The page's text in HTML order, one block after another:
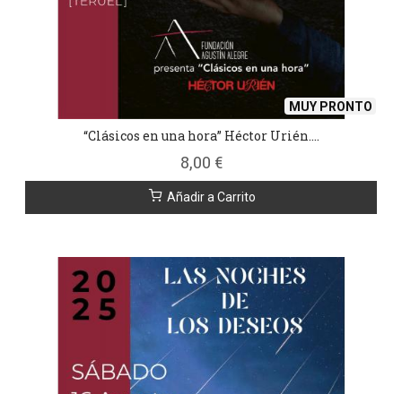
MUY PRONTO
“Clásicos en una hora” Héctor Urién....
8,00 €
Añadir a Carrito